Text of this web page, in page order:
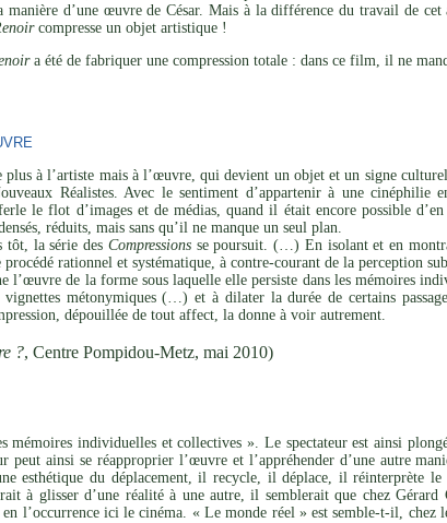
d’une œuvre de César. Mais à la différence du travail de cet
compresse un objet artistique !
a été de fabriquer une compression totale : dans ce film, il ne
plus à l’artiste mais à l’œuvre, qui devient un objet et un signe
Réalistes. Avec le sentiment d’appartenir à une cinéphilie
le flot d’images et de médias, quand il était encore possible
réduits, mais sans qu’il ne manque un seul plan.
tôt, la série des Compressionsse poursuit. (…) En isolant et en
rationnel et systématique, à contre-courant de la perception
de la forme sous laquelle elle persiste dans les mémoires
métonymiques (…) et à dilater la durée de certains
dépouillée de tout affect, la donne à voir autrement.
?, Centre Pompidou-Metz, mai 2010)
individuelles et collectives ». Le spectateur est ainsi
peut ainsi se réapproprier l’œuvre et l’appréhender d’une autre
esthétique du déplacement, il recycle, il déplace, il réinterprète le
à glisser d’une réalité à une autre, il semblerait que chez Gérard
l’occurrence ici le cinéma. « Le monde réel » est semble-t-il, chez